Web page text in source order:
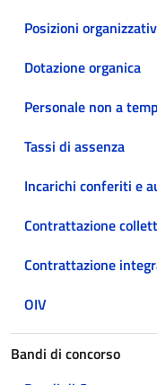
Posizioni
Dotazione organica
Personale non a
Tassi di assenza
Incarichi conferiti e
Contrattazione
Contrattazione
OIV
Bandi di concorso